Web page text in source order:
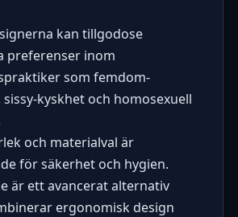
kan tillgodose
preferenser inom
som femdom-
sissy-kyskhet och homosexuell
och materialval är
för säkerhet och hygien.
är ett avancerat alternativ
ergonomisk design